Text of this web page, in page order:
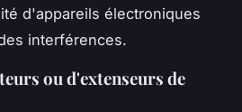
d'appareils électroniques
interférences.
ou d'extenseurs de